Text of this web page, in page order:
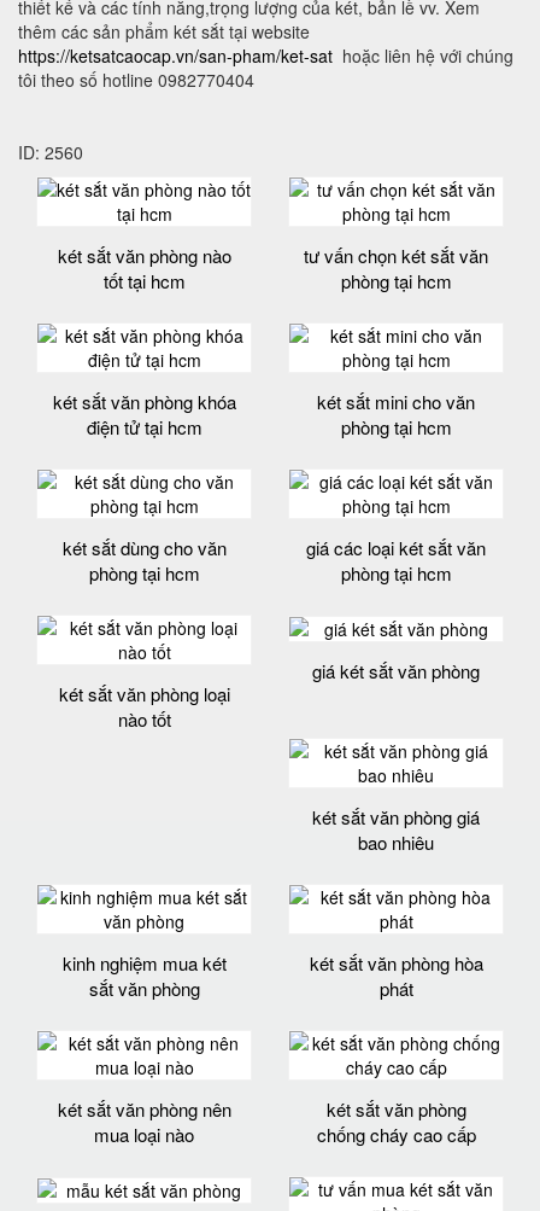
thiết kế và các tính năng,trọng lượng của két, bản lề vv. Xem
thêm các sản phẩm két sắt tại website
https://ketsatcaocap.vn/san-pham/ket-sat hoặc liên hệ với chúng
tôi theo số hotline 0982770404
ID: 2560
két sắt văn phòng nào
tốt tại hcm
tư vấn chọn két sắt văn
phòng tại hcm
két sắt văn phòng khóa
điện tử tại hcm
két sắt mini cho văn
phòng tại hcm
két sắt dùng cho văn
phòng tại hcm
giá các loại két sắt văn
phòng tại hcm
két sắt văn phòng loại
nào tốt
giá két sắt văn phòng
két sắt văn phòng giá
bao nhiêu
kinh nghiệm mua két
sắt văn phòng
két sắt văn phòng hòa
phát
két sắt văn phòng nên
mua loại nào
két sắt văn phòng
chống cháy cao cấp